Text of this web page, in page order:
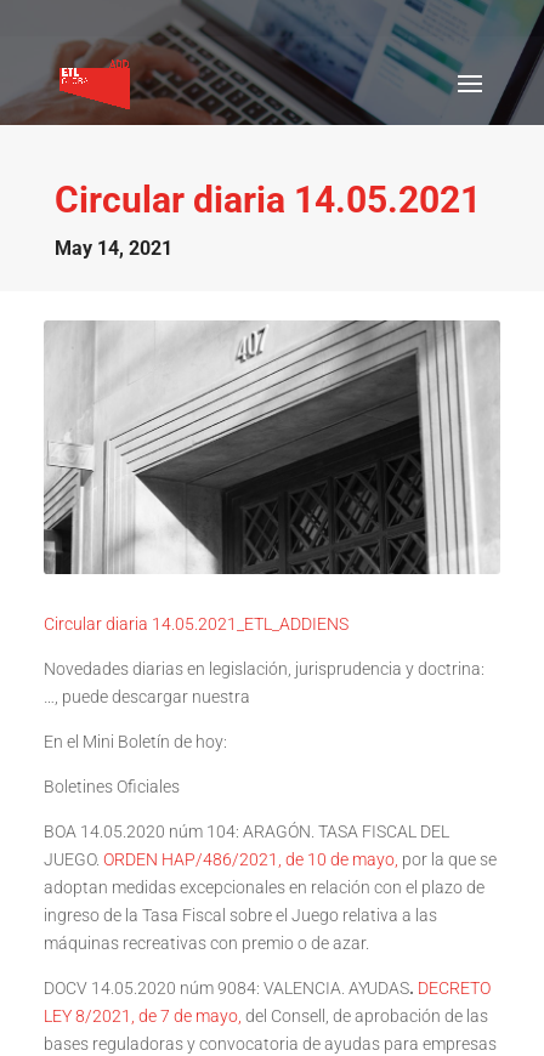
Circular diaria 14.05.2021
May 14, 2021
Circular diaria 14.05.2021_ETL_ADDIENS
Novedades diarias en legislación, jurisprudencia y doctrina:
…, puede descargar nuestra
En el Mini Boletín de hoy:
Boletines Oficiales
BOA 14.05.2020 núm 104: ARAGÓN. TASA FISCAL DEL
JUEGO. ORDEN HAP/486/2021, de 10 de mayo, por la que se
adoptan medidas excepcionales en relación con el plazo de
ingreso de la Tasa Fiscal sobre el Juego relativa a las
máquinas recreativas con premio o de azar.
DOCV 14.05.2020 núm 9084: VALENCIA. AYUDAS. DECRETO
LEY 8/2021, de 7 de mayo, del Consell, de aprobación de las
bases reguladoras y convocatoria de ayudas para empresas